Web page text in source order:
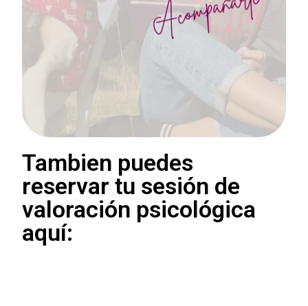
Tambien puedes
reservar tu sesión de
valoración psicológica
aquí: